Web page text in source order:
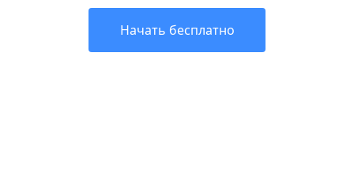
Начать бесплатно